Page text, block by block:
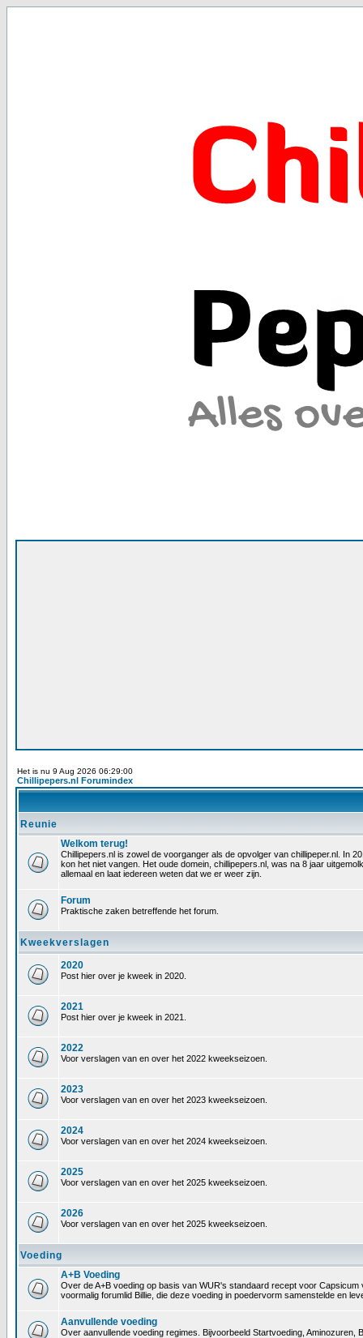
Het is nu 9 Aug 2026 06:29:00
Chillipepers.nl Forumindex
Reunie
Welkom terug!
Chillipepers.nl is zowel de voorganger als de opvolger van chillipeper.nl. In
kon het niet vangen. Het oude domein, chillipepers.nl, was na 8 jaar
allemaal en laat iedereen weten dat we er weer zijn.
Forum
Praktische zaken betreffende het forum.
Kweekverslagen
2020
Post hier over je kweek in 2020.
2021
Post hier over je kweek in 2021.
2022
Voor verslagen van en over het 2022 kweekseizoen.
2023
Voor verslagen van en over het 2023 kweekseizoen.
2024
Voor verslagen van en over het 2024 kweekseizoen.
2025
Voor verslagen van en over het 2025 kweekseizoen.
2026
Voor verslagen van en over het 2025 kweekseizoen.
Voeding
A+B Voeding
Over de A+B voeding op basis van WUR's standaard recept voor
voormalig forumlid Billie, die deze voeding in poedervorm samenstelde en
Aanvullende voeding
Over aanvullende voeding regimes. Bijvoorbeeld Startvoeding, Aminozuren,